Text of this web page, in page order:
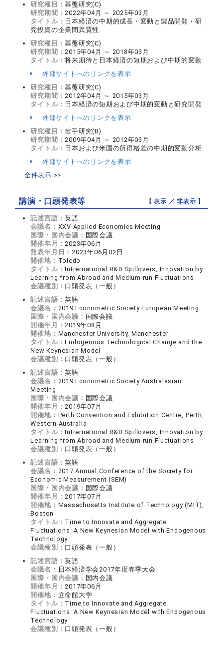
研究種目：基盤研究(C)
研究期間：2022年04月 ～ 2025年03月
タイトル： 日本経済の中期的成長・変動と製品開発・研
究投資の企業間異質性
研究種目：基盤研究(C)
研究期間：2015年04月 ～ 2018年03月
タイトル：将来期待と日本経済の短期および中期的変動
外部サイトへのリンクを表示
研究種目：基盤研究(C)
研究期間：2012年04月 ～ 2015年03月
タイトル： 日本経済の短期および中期的変動と研究開発
外部サイトへのリンクを表示
研究種目：若手研究(B)
研究期間：2009年04月 ～ 2012年03月
タイトル： 日本および米国の所得格差の中期的変動分析
外部サイトへのリンクを表示
全件表示 >>
講演・口頭発表等 【 表示 ／非表示 】
記述言語：英語
会議名： XXV Applied Economics Meeting
国際・国内会議： 国際会議
開催年月：2023年06月
発表年月日：2023年06月02日
開催地： Toledo
タイトル：Intrernational R&D Spillovers, Innovation by
Learning from Abroad and Medium-run Fluctuations
会議種別： 口頭発表（一般）
記述言語：英語
会議名： 2019 Econometric Society European Meeting
国際・国内会議： 国際会議
開催年月：2019年08月
開催地： Manchester University, Manchester
タイトル：Endogenous Technological Change and the
New Keynesian Model
会議種別： 口頭発表（一般）
記述言語：英語
会議名： 2019 Econometric Society Australasian
Meeting
国際・国内会議： 国際会議
開催年月：2019年07月
開催地： Perth Convention and Exhibition Centre, Perth,
Western Australia
タイトル：Intrernational R&D Spillovers, Innovation by
Learning from Abroad and Medium-run Fluctuations
会議種別： 口頭発表（一般）
記述言語：英語
会議名： 2017 Annual Conference of the Society for
Economic Measurement (SEM)
国際・国内会議： 国際会議
開催年月：2017年07月
開催地： Massachusetts Institute of Technology (MIT),
Boston
タイトル： Time to Innovate and Aggregate
Fluctuations: A New Keynesian Model with Endogenous
Technology
会議種別： 口頭発表（一般）
記述言語：英語
会議名： 日本経済学会2017年度春季大会
国際・国内会議： 国内会議
開催年月：2017年06月
開催地： 立命館大学
タイトル： Time to Innovate and Aggregate
Fluctuations: A New Keynesian Model with Endogenous
Technology
会議種別： 口頭発表（一般）